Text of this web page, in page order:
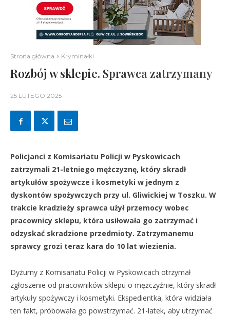
Strona główna Kryminałki
Rozbój w sklepie. Sprawca zatrzymany
25 LUTEGO 2025
Policjanci z Komisariatu Policji w Pyskowicach
zatrzymali 21-letniego mężczyznę, który skradł
artykułów spożywcze i kosmetyki w jednym z
dyskontów spożywczych przy ul. Gliwickiej w Toszku. W
trakcie kradzieży sprawca użył przemocy wobec
pracownicy sklepu, która usiłowała go zatrzymać i
odzyskać skradzione przedmioty. Zatrzymanemu
sprawcy grozi teraz kara do 10 lat wiezienia.
Dyżurny z Komisariatu Policji w Pyskowicach otrzymał
zgłoszenie od pracowników sklepu o mężczyźnie, który skradł
artykuły spożywczy i kosmetyki. Ekspedientka, która widziała
ten fakt, próbowała go powstrzymać. 21-latek, aby utrzymać